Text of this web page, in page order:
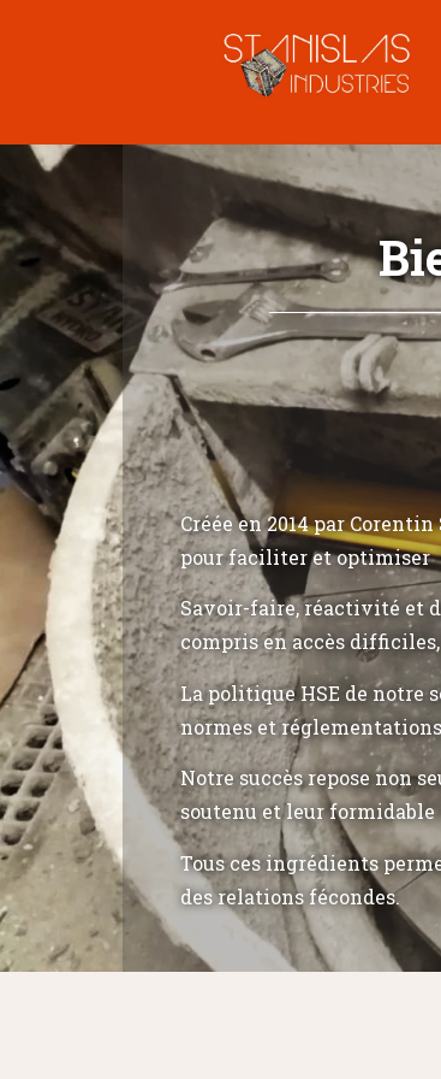
Créée en 2014 par
pour faciliter et optimiser
Savoir-faire, réactivité et
compris en accès
La politique HSE de notre
normes et
Notre succès repose non
soutenu et leur
Tous ces ingrédients
des relations fécondes.